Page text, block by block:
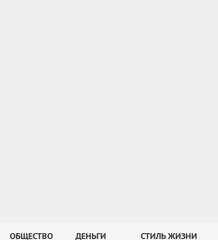
ОБЩЕСТВО ДЕНЬГИ СТИЛЬ ЖИЗНИ